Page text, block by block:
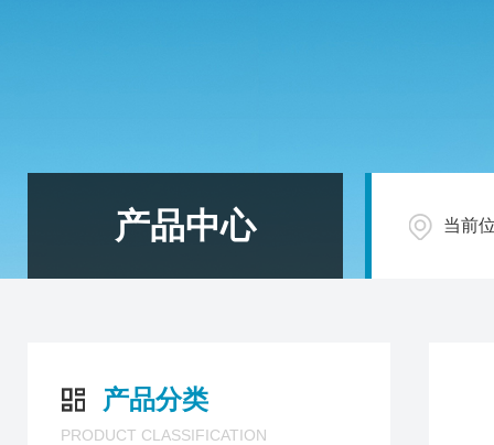
产品中心 当前
产品分类
PRODUCT CLASSIFICATION